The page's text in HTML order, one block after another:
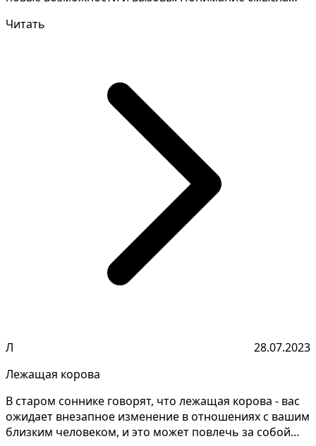
Читать
Л
28.07.2023
Лежащая корова
В старом соннике говорят, что лежащая корова - вас
ожидает внезапное изменение в отношениях с вашим
близким человеком, и это может повлечь за собой